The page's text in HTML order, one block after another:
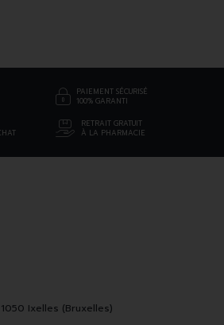
PAIEMENT SÉCURISÉ
100% GARANTI
RETRAIT GRATUIT
À LA PHARMACIE
Ixelles (Bruxelles)